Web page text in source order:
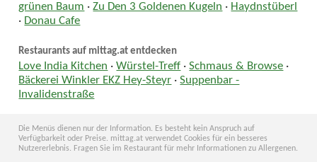
grünen Baum ·Zu Den 3 Goldenen Kugeln · Haydnstüberl
· Donau Cafe
Restaurants auf mittag.at entdecken
Love India Kitchen ·Würstel-Treff ·Schmaus & Browse ·
Bäckerei Winkler EKZ Hey-Steyr ·Suppenbar -
Invalidenstraße
Die Menüs dienen nur der Information. Es besteht kein Anspruch auf
Verfügbarkeit oder Preise. mittag.at verwendet Cookies für ein besseres
Nutzererlebnis. Fragen Sie im Restaurant für mehr Informationen zu Allergenen.